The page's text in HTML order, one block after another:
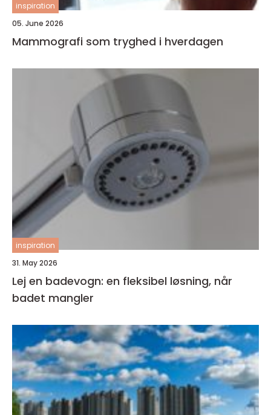
inspiration
05. June 2026
Mammografi som tryghed i hverdagen
inspiration
31. May 2026
Lej en badevogn: en fleksibel løsning, når
badet mangler